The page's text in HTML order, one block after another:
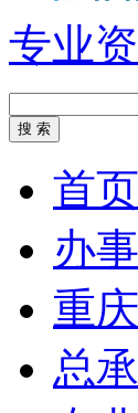
专业
首页
办
重
总